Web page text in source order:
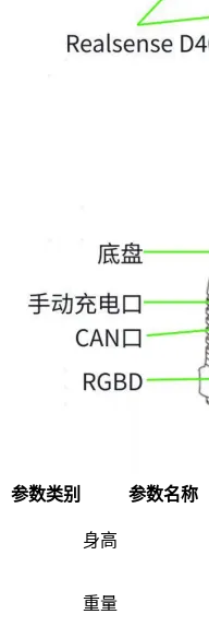
参数类别 参数名称
身高
重量